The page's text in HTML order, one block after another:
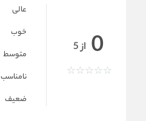
0 از 5
عالی
خوب
متوسط
نامناسب
ضعیف